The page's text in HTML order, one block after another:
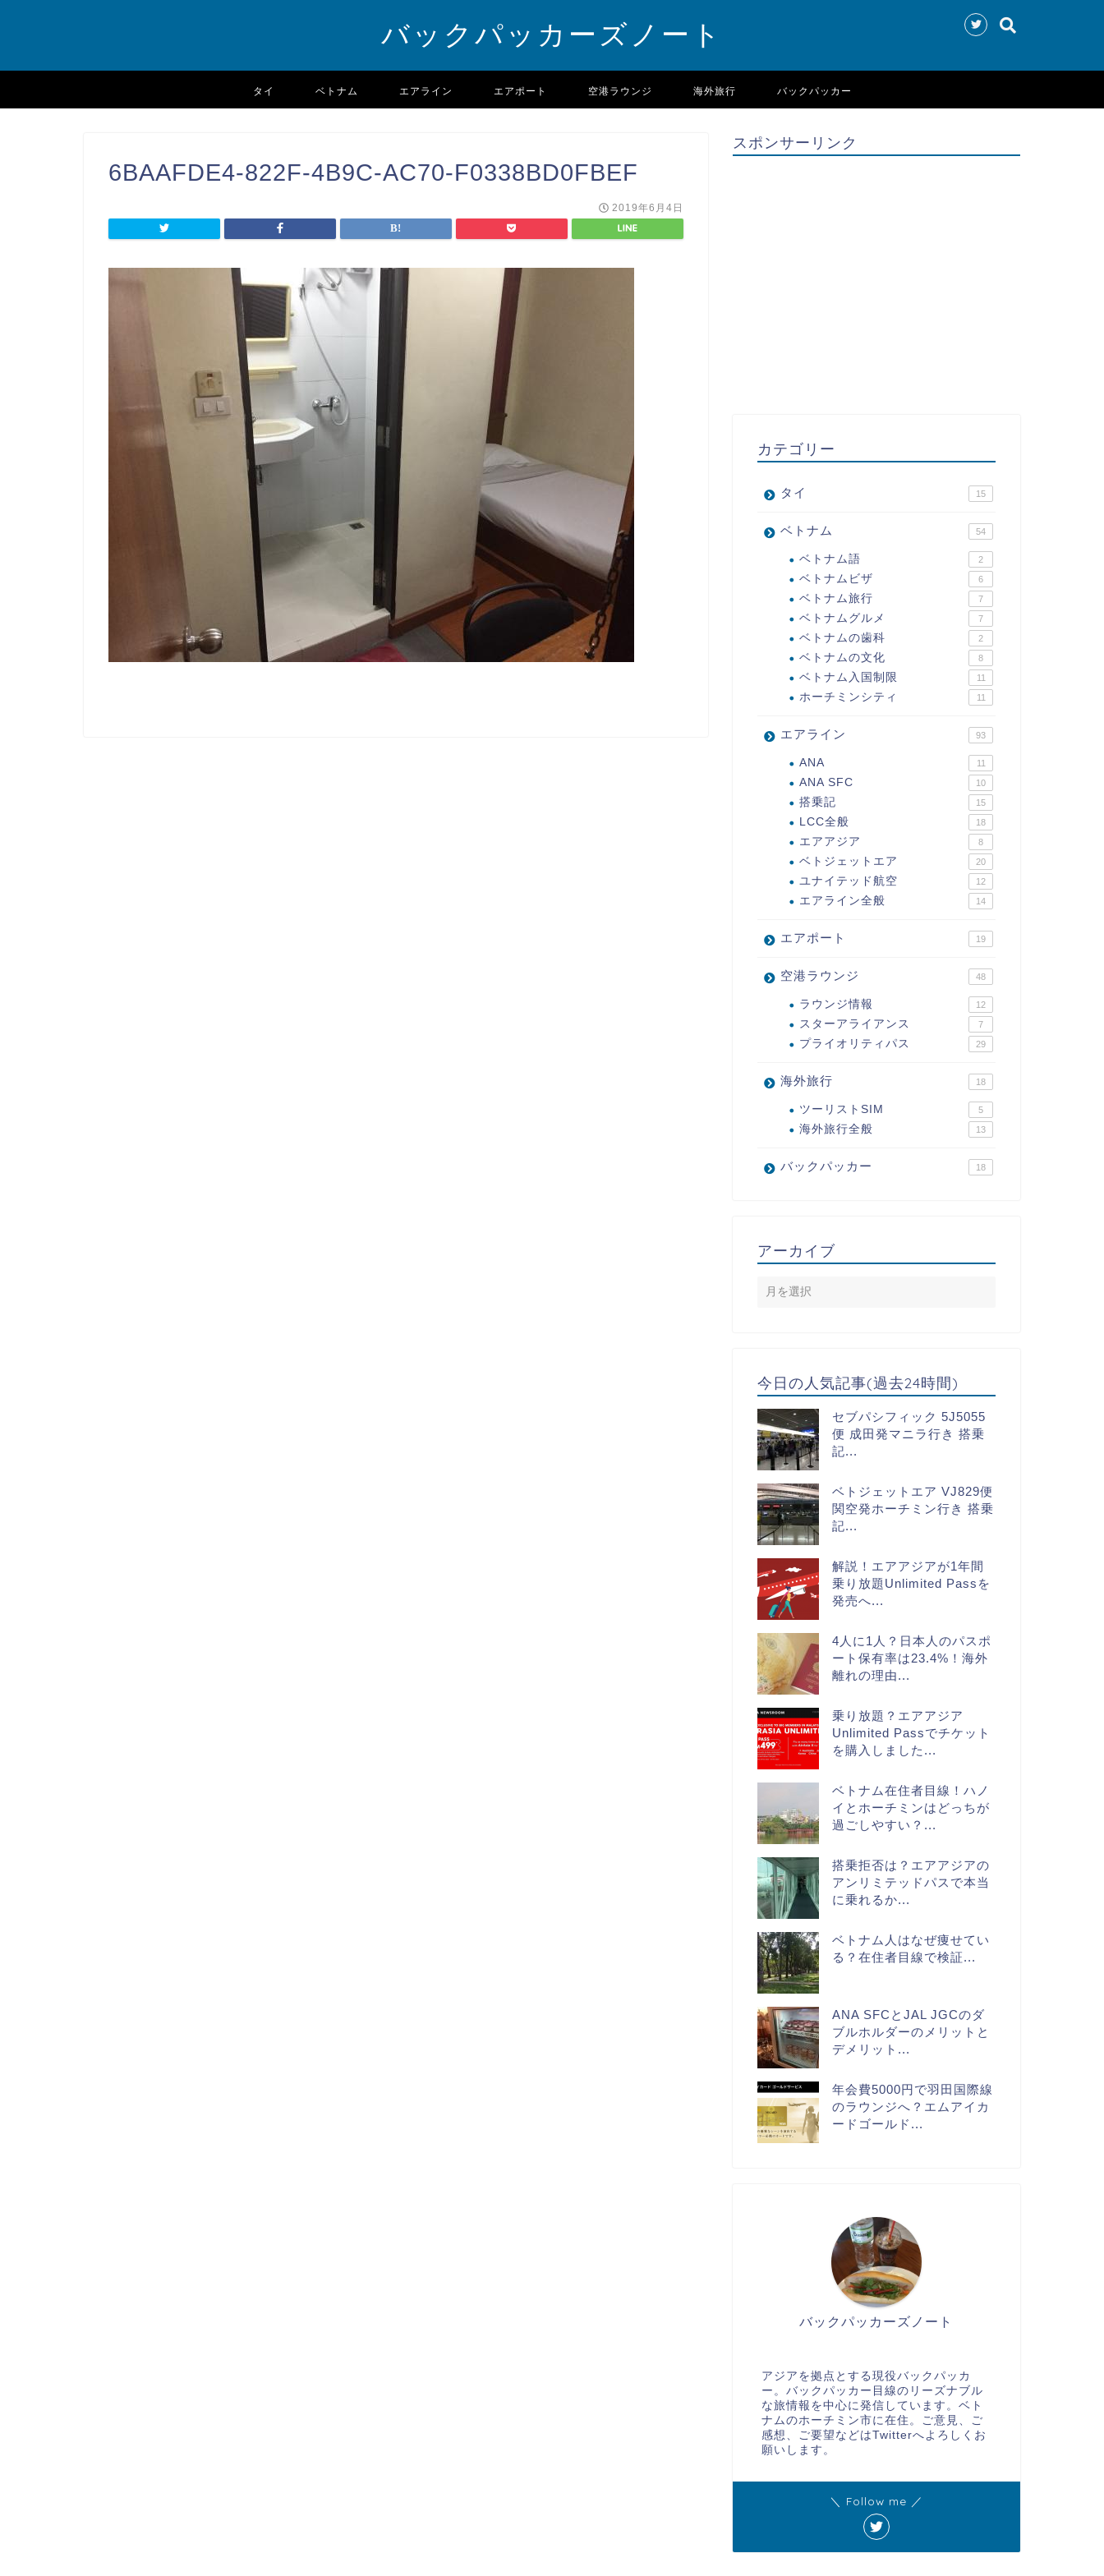
バックパッカーズノート
タイ ベトナム エアライン エアポート 空港ラウンジ 海外旅行 バックパッカー
6BAAFDE4-822F-4B9C-AC70-F0338BD0FBEF
2019年6月4日
スポンサーリンク
カテゴリー
タイ 15
ベトナム 54
ベトナム語 2
ベトナムビザ 6
ベトナム旅行 7
ベトナムグルメ 7
ベトナムの歯科 2
ベトナムの文化 8
ベトナム入国制限 11
ホーチミンシティ 11
エアライン 93
ANA 11
ANA SFC 10
搭乗記 15
LCC全般 18
エアアジア 8
ベトジェットエア 20
ユナイテッド航空 12
エアライン全般 14
エアポート 19
空港ラウンジ 48
ラウンジ情報 12
スターアライアンス 7
プライオリティパス 29
海外旅行 18
ツーリストSIM 5
海外旅行全般 13
バックパッカー 18
アーカイブ
今日の人気記事(過去24時間)
セブパシフィック 5J5055
便 成田発マニラ行き 搭乗
記...
ベトジェットエア VJ829便
関空発ホーチミン行き 搭乗
記...
解説！エアアジアが1年間
乗り放題Unlimited Passを
発売へ...
4人に1人？日本人のパスポ
ート保有率は23.4%！海外
離れの理由...
乗り放題？エアアジア
Unlimited Passでチケット
を購入しました...
ベトナム在住者目線！ハノ
イとホーチミンはどっちが
過ごしやすい？...
搭乗拒否は？エアアジアの
アンリミテッドパスで本当
に乗れるか...
ベトナム人はなぜ痩せてい
る？在住者目線で検証...
ANA SFCとJAL JGCのダ
ブルホルダーのメリットと
デメリット...
年会費5000円で羽田国際線
のラウンジへ？エムアイカ
ードゴールド...
バックパッカーズノート
アジアを拠点とする現役バックパッカ
ー。バックパッカー目線のリーズナブル
な旅情報を中心に発信しています。ベト
ナムのホーチミン市に在住。ご意見、ご
感想、ご要望などはTwitterへよろしくお
願いします。
＼ Follow me ／